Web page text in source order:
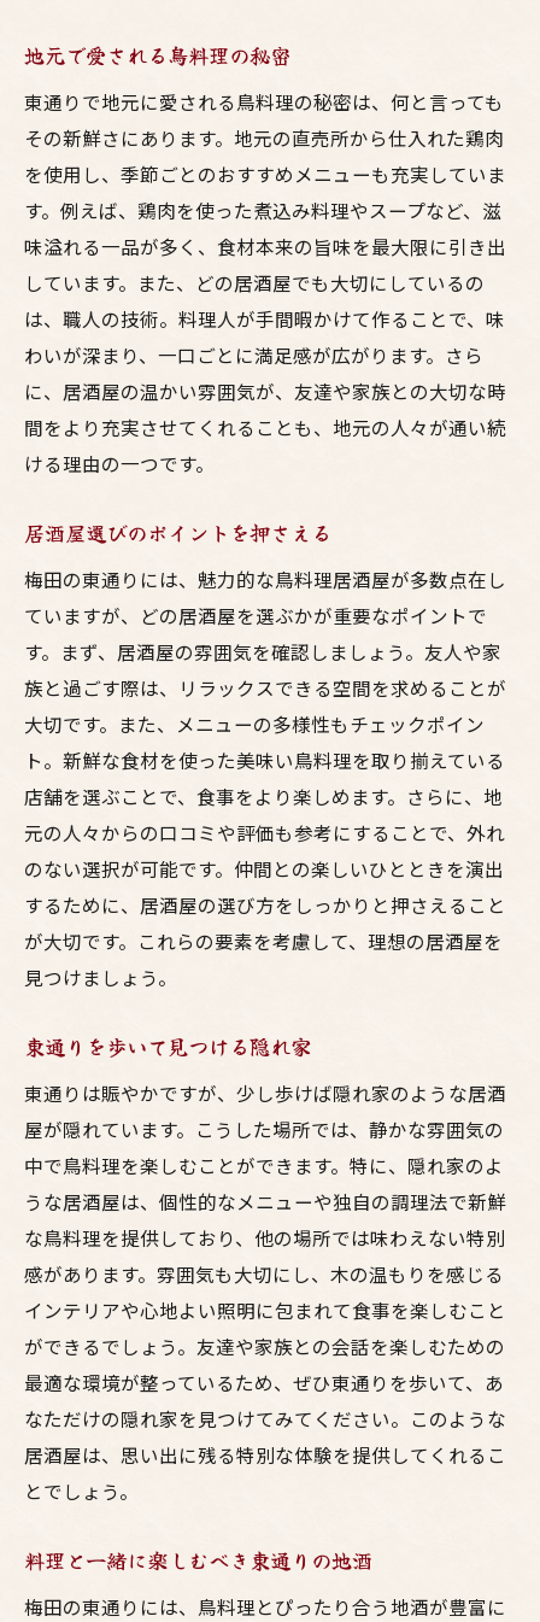
東通りの居酒屋でのおすすめメニュー
季節限定の鳥料理を試す
料理とお酒の相乗効果を楽しむ方法
家族で訪れる東通りの居酒屋で心温まるグルメ
体験を共有
子供連れでも安心の居酒屋の選び方
家族みんなで楽しめる鳥料理
家族団らんに最適な居酒屋の雰囲気
特別な日を彩るおすすめプラン
家族でシェアしたいメニュー特集
子供も喜ぶ居酒屋の工夫
に迫る
地元の新鮮な鶏肉の特徴
美味しさの秘密はここにあり
豊富なメニューが楽しめる居酒屋
食材選びが決め手の逸品料理
季節の食材を使った特別メニュー
地元の味を楽しむためのポイント
東通りでの呑みを特別なものにするための居酒
屋選びのコツ
雰囲気を重視した居酒屋選び
鳥料理の名店を探し当てる
初めて訪れる人のためのガイド
特別な日に訪れたいおすすめ店
居酒屋での失敗しない選び方
友達と一緒に呑み歩く東通りの鳥料理居酒屋の
おすすめ
人気の居酒屋巡りコース
新たな出会いを求めて呑み歩き
個性豊かな居酒屋での発見
友達との思い出を作るためのスポット
東通りでの楽しい夜を満喫する方法
居酒屋での忘れられない瞬間
梅田でのグルメ体験を豊かにする東通りの居酒
屋巡り
東通りの居酒屋での新たな挑戦
地元で愛される鳥料理の秘密
東通りで地元に愛される鳥料理の秘密は、何と言っても
その新鮮さにあります。地元の直売所から仕入れた鶏肉
を使用し、季節ごとのおすすめメニューも充実していま
す。例えば、鶏肉を使った煮込み料理やスープなど、滋
味溢れる一品が多く、食材本来の旨味を最大限に引き出
しています。また、どの居酒屋でも大切にしているの
は、職人の技術。料理人が手間暇かけて作ることで、味
わいが深まり、一口ごとに満足感が広がります。さら
に、居酒屋の温かい雰囲気が、友達や家族との大切な時
間をより充実させてくれることも、地元の人々が通い続
ける理由の一つです。
居酒屋選びのポイントを押さえる
梅田の東通りには、魅力的な鳥料理居酒屋が多数点在し
ていますが、どの居酒屋を選ぶかが重要なポイントで
す。まず、居酒屋の雰囲気を確認しましょう。友人や家
族と過ごす際は、リラックスできる空間を求めることが
大切です。また、メニューの多様性もチェックポイン
ト。新鮮な食材を使った美味い鳥料理を取り揃えている
店舗を選ぶことで、食事をより楽しめます。さらに、地
元の人々からの口コミや評価も参考にすることで、外れ
のない選択が可能です。仲間との楽しいひとときを演出
するために、居酒屋の選び方をしっかりと押さえること
が大切です。これらの要素を考慮して、理想の居酒屋を
見つけましょう。
東通りを歩いて見つける隠れ家
東通りは賑やかですが、少し歩けば隠れ家のような居酒
屋が隠れています。こうした場所では、静かな雰囲気の
中で鳥料理を楽しむことができます。特に、隠れ家のよ
うな居酒屋は、個性的なメニューや独自の調理法で新鮮
な鳥料理を提供しており、他の場所では味わえない特別
感があります。雰囲気も大切にし、木の温もりを感じる
インテリアや心地よい照明に包まれて食事を楽しむこと
ができるでしょう。友達や家族との会話を楽しむための
最適な環境が整っているため、ぜひ東通りを歩いて、あ
なただけの隠れ家を見つけてみてください。このような
居酒屋は、思い出に残る特別な体験を提供してくれるこ
とでしょう。
料理と一緒に楽しむべき東通りの地酒
梅田の東通りには、鳥料理とぴったり合う地酒が豊富に